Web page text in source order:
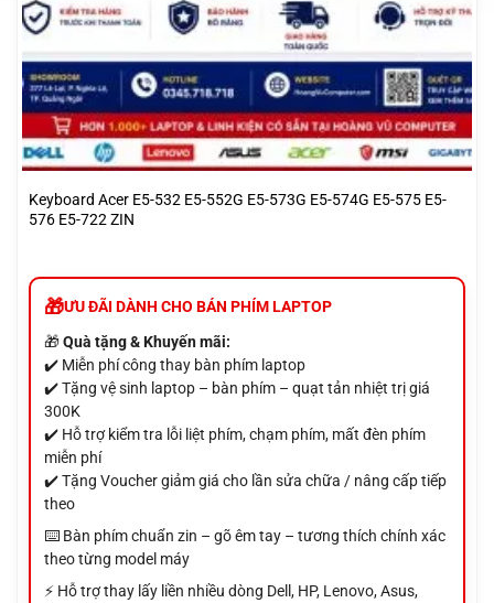
Keyboard Acer E5-532 E5-552G E5-573G E5-574G E5-575 E5-
576 E5-722 ZIN
ƯU ĐÃI DÀNH CHO BÁN PHÍM LAPTOP
🎁Quà tặng & Khuyến mãi:
✔️ Miễn phí công thay bàn phím laptop
✔️ Tặng vệ sinh laptop – bàn phím – quạt tản nhiệt trị giá
300K
✔️ Hỗ trợ kiểm tra lỗi liệt phím, chạm phím, mất đèn phím
miễn phí
✔️ Tặng Voucher giảm giá cho lần sửa chữa / nâng cấp tiếp
theo
⌨️ Bàn phím chuẩn zin – gõ êm tay – tương thích chính xác
theo từng model máy
⚡ Hỗ trợ thay lấy liền nhiều dòng Dell, HP, Lenovo, Asus,